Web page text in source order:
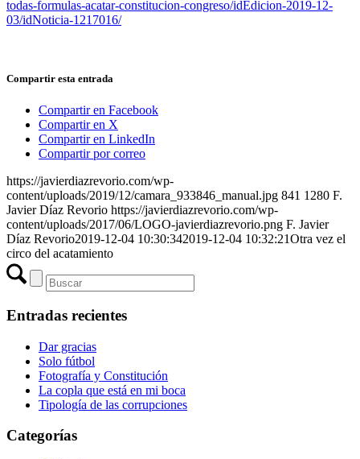
todas-formulas-acatar-constitucion-congreso/idEdicion-2019-12-
03/idNoticia-1217016/
Compartir esta entrada
Compartir en Facebook
Compartir en X
Compartir en LinkedIn
Compartir por correo
https://javierdiazrevorio.com/wp-
content/uploads/2019/12/camara_933846_manual.jpg 841 1280 F.
Javier Díaz Revorio https://javierdiazrevorio.com/wp-
content/uploads/2017/06/LOGO-javierdiazrevorio.png F. Javier
Díaz Revorio2019-12-04 10:30:342019-12-04 10:32:21Otra vez el
circo del acatamiento
Entradas recientes
Dar gracias
Solo fútbol
Fotografía y Constitución
La copla que está en mi boca
Tipología de las corrupciones
Categorías